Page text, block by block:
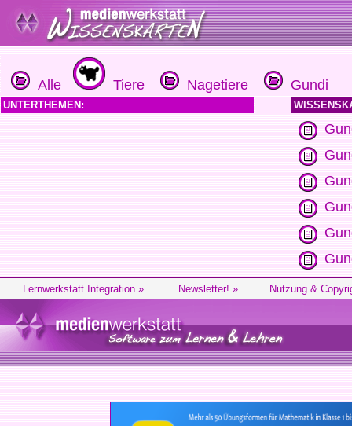
Alle Tiere Nagetiere Gundi
UNTERTHEMEN:
Lernwerkstatt Integration » Newsletter! » Nutzung &